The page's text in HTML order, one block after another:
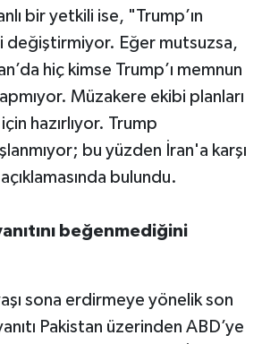
bir yetkili ise, "Trump’ın
değiştirmiyor. Eğer mutsuzsa,
hiç kimse Trump’ı memnun
Müzakere ekibi planları
hazırlıyor. Trump
bu yüzden İran'a karşı
bulundu.
beğenmediğini
sona erdirmeye yönelik son
Pakistan üzerinden ABD’ye